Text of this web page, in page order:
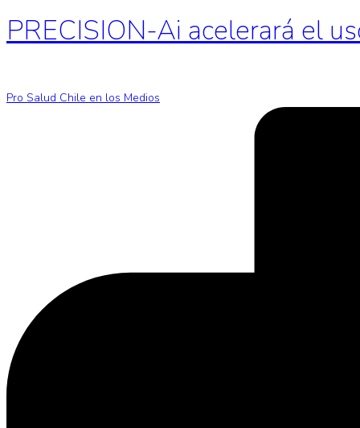
PRECISION-Ai acelerará el
Pro Salud Chile en los Medios